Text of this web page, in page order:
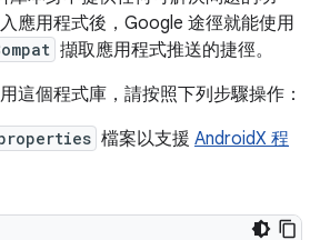
應用程式後，Google 途徑就能使用
擷取應用程式推送的捷徑。
這個程式庫，請按照下列步驟操作：
檔案以支援 AndroidX 程